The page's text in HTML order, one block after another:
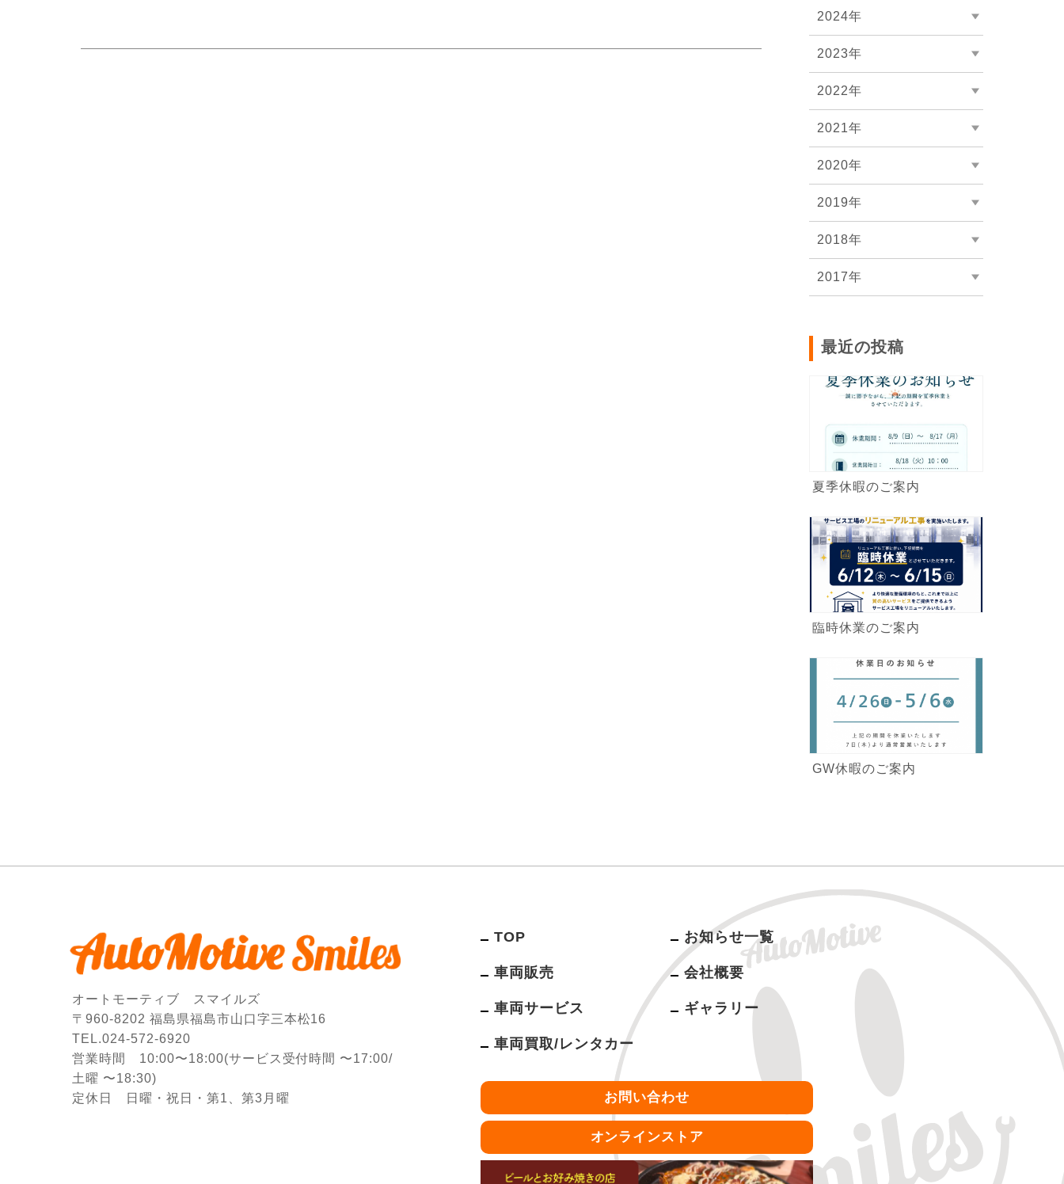
2024年
2023年
2022年
2021年
2020年
2019年
2018年
2017年
最近の投稿
夏季休暇のご案内
臨時休業のご案内
GW休暇のご案内
オートモーティブ スマイルズ
〒960-8202 福島県福島市山口字三本松16
TEL.024-572-6920
営業時間 10:00〜18:00(サービス受付時間 〜17:00/
土曜 〜18:30)
定休日 日曜・祝日・第1、第3月曜
TOP お知らせ一覧
車両販売 会社概要
車両サービス ギャラリー
車両買取/レンタカー
お問い合わせ
オンラインストア